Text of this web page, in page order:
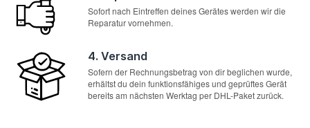
Sofort nach Eintreffen deines Gerätes werden wir die
Reparatur vornehmen.
4. Versand
Sofern der Rechnungsbetrag von dir beglichen wurde,
erhältst du dein funktionsfähiges und geprüftes Gerät
bereits am nächsten Werktag per DHL-Paket zurück.